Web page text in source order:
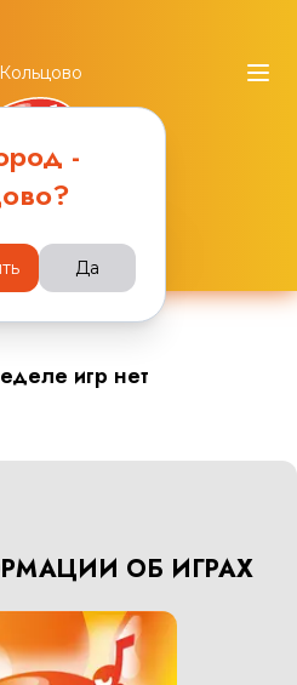
Кольцово
-
?
Да
игр
игр нет
ОБ ИГРАХ